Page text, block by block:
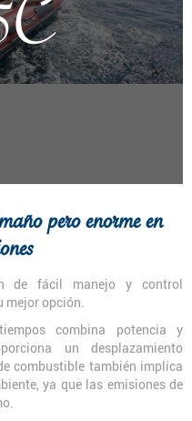
pero enorme en
de fácil manejo y control
mejor opción.
combina potencia y
un desplazamiento
combustible también implica
ya que las emisiones de